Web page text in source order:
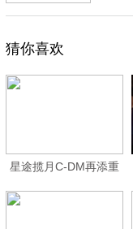
猜你喜欢
星途揽月C-DM再添重
量级车主 中国